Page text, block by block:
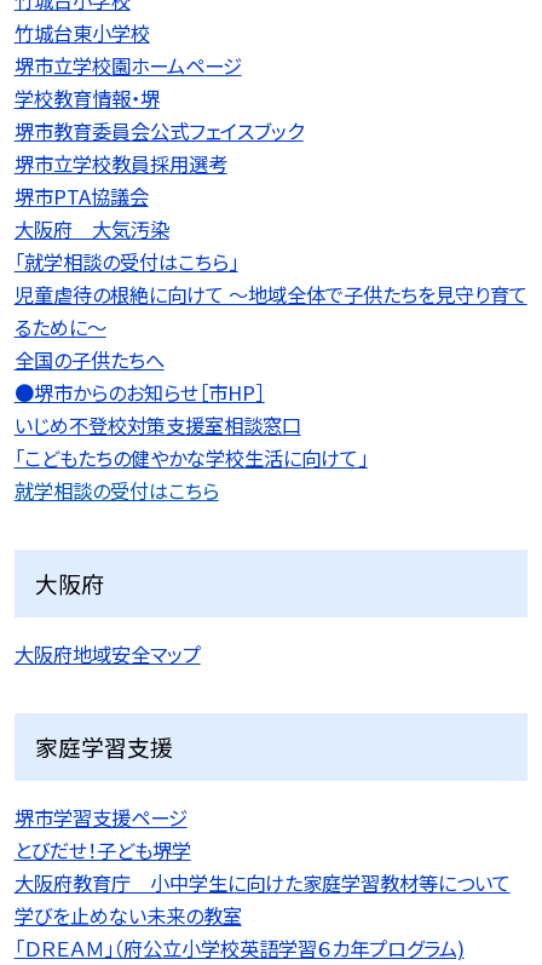
竹城台東小学校
堺市立学校園ホームページ
学校教育情報・堺
堺市教育委員会公式フェイスブック
堺市立学校教員採用選考
堺市PTA協議会
大阪府 大気汚染
「就学相談の受付はこちら」
児童虐待の根絶に向けて 〜地域全体で子供たちを見守り育て
るために〜
全国の子供たちへ
●堺市からのお知らせ［市HP］
いじめ不登校対策支援室相談窓口
「こどもたちの健やかな学校生活に向けて」
就学相談の受付はこちら
大阪府
大阪府地域安全マップ
家庭学習支援
堺市学習支援ページ
とびだせ！子ども堺学
大阪府教育庁 小中学生に向けた家庭学習教材等について
学びを止めない未来の教室
「ＤＲＥＡＭ」（府公立小学校英語学習６カ年プログラム)